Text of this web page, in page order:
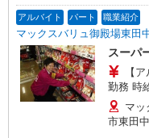
アルバイト パート 職業紹介
マックスバリュ御殿場東田
スーパ
【
勤務 時
給1347
祝 時給
後、6
マッ
市東田